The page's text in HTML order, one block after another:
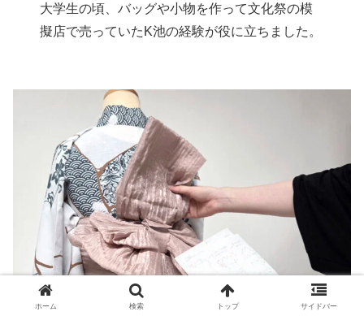
大学生の頃、バッグや小物を作って文化祭の模
擬店で売っていたK池の経験が役に立ちました。
ホーム 検索 トップ サイドバー